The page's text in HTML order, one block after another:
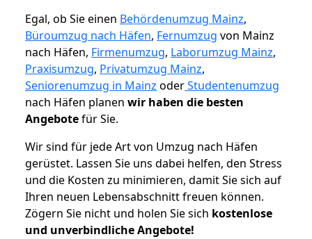
Egal, ob Sie einen Behördenumzug Mainz,
Büroumzug nach Häfen, Fernumzug von Mainz
nach Häfen, Firmenumzug, Laborumzug Mainz,
Praxisumzug, Privatumzug Mainz,
Seniorenumzug in Mainz oderStudentenumzug
nach Häfen planen wir haben die besten
Angebotefür Sie.
Wir sind für jede Art von Umzug nach Häfen
gerüstet. Lassen Sie uns dabei helfen, den Stress
und die Kosten zu minimieren, damit Sie sich auf
Ihren neuen Lebensabschnitt freuen können.
Zögern Sie nicht und holen Sie sich kostenlose
und unverbindliche Angebote!